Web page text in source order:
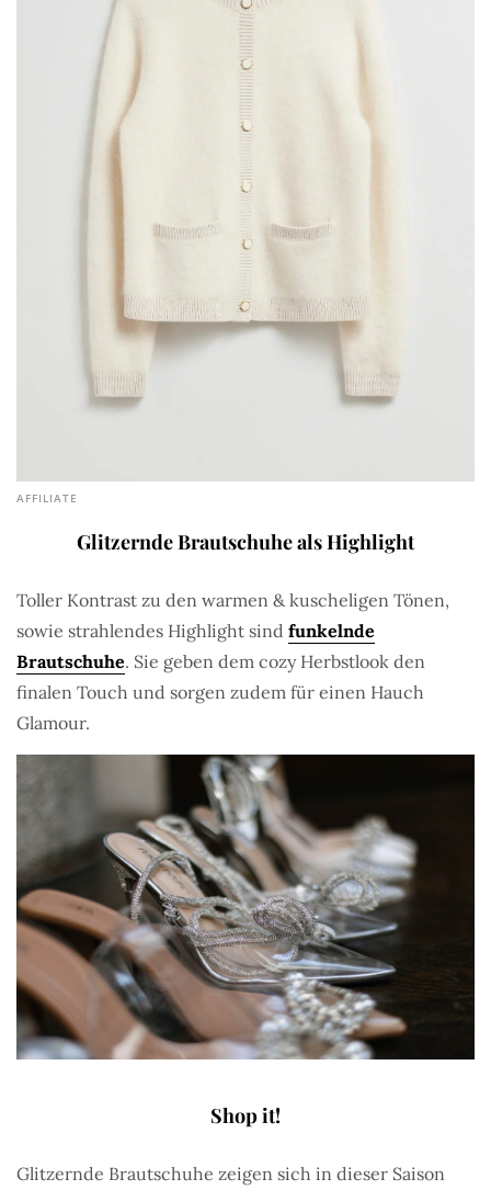
AFFILIATE
Glitzernde Brautschuhe als Highlight
Toller Kontrast zu den warmen & kuscheligen Tönen,
sowie strahlendes Highlight sind funkelnde
Brautschuhe. Sie geben dem cozy Herbstlook den
finalen Touch und sorgen zudem für einen Hauch
Glamour.
Shop it!
Glitzernde Brautschuhe zeigen sich in dieser Saison